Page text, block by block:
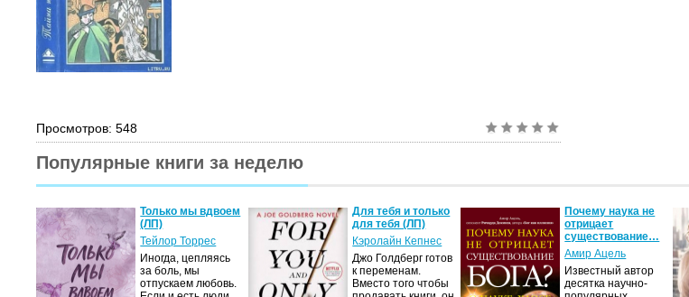
Просмотров: 548
Популярные книги за неделю
Только мы вдвоем
(ЛП)
Тейлор Торрес
Иногда, цепляясь
за боль, мы
отпускаем любовь.
Для тебя и только
для тебя (ЛП)
Кэролайн Кепнес
Джо Голдберг готов
к переменам.
Вместо того чтобы
Почему наука не
отрицает
существование…
Амир Ацель
Известный автор
десятка научно-